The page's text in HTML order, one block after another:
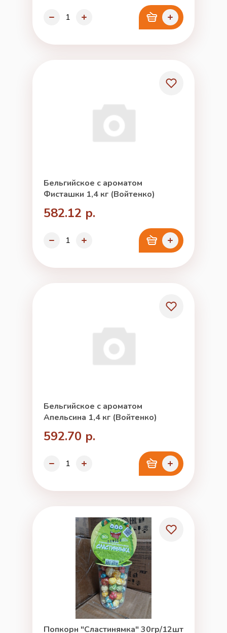
Бельгийское с ароматом
Фисташки 1,4 кг (Войтенко)
582.12 р.
Бельгийское с ароматом
Апельсина 1,4 кг (Войтенко)
592.70 р.
Попкорн "Сластинямка" 30гр/12шт